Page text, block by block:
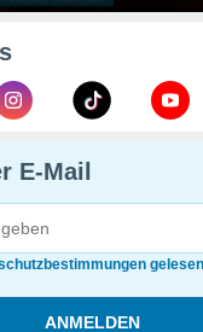
E-Mail